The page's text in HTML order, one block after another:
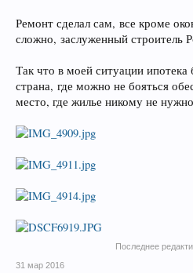
Ремонт сделал сам, все кроме
сложно, заслуженный строитель
Так что в моей ситуации
страна, где можно не бояться
место, где жилье никому не
Последнее
31 мар 2016